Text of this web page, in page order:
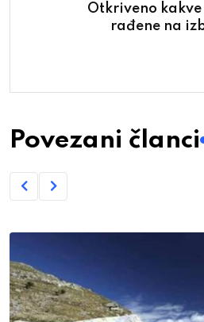
Otkriveno
rađene na
Povezani članci